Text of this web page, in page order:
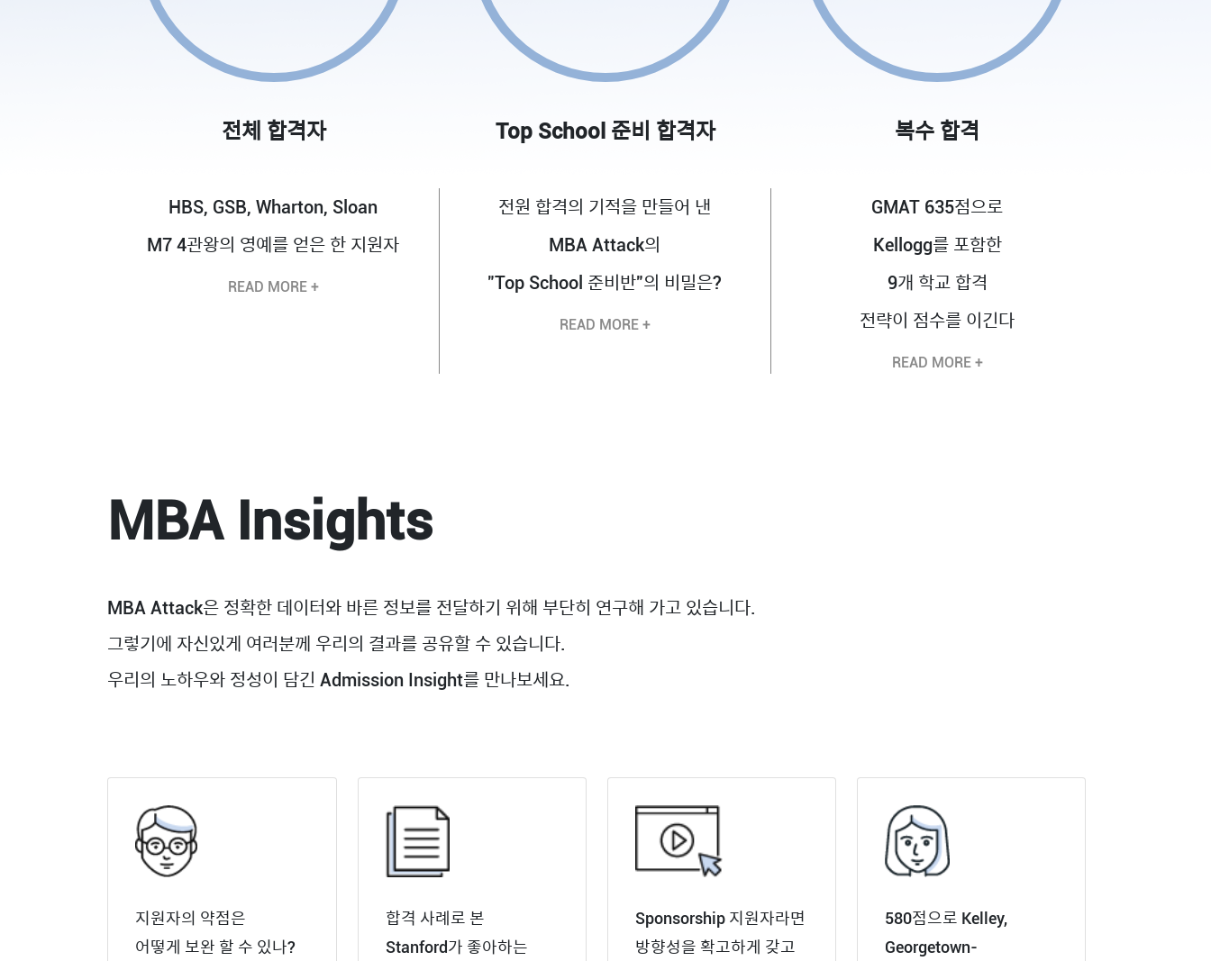
전체 합격자 Top School 준비 합격자 복수 합격
HBS, GSB, Wharton, Sloan
M7 4관왕의 영예를 얻은 한 지원자
READ MORE +
전원 합격의 기적을 만들어 낸
MBA Attack의
"Top School 준비반"의 비밀은?
READ MORE +
GMAT 635점으로
Kellogg를 포함한
9개 학교 합격
전략이 점수를 이긴다
READ MORE +
MBA Insights
MBA Attack은 정확한 데이터와 바른 정보를 전달하기 위해 부단히 연구해 가고 있습니다.
그렇기에 자신있게 여러분께 우리의 결과를 공유할 수 있습니다.
우리의 노하우와 정성이 담긴 Admission Insight를 만나보세요.
지원자의 약점은
어떻게 보완 할 수 있나?
합격 사례로 본
Stanford가 좋아하는
Sponsorship 지원자라면
방향성을 확고하게 갖고
580점으로 Kelley,
Georgetown-